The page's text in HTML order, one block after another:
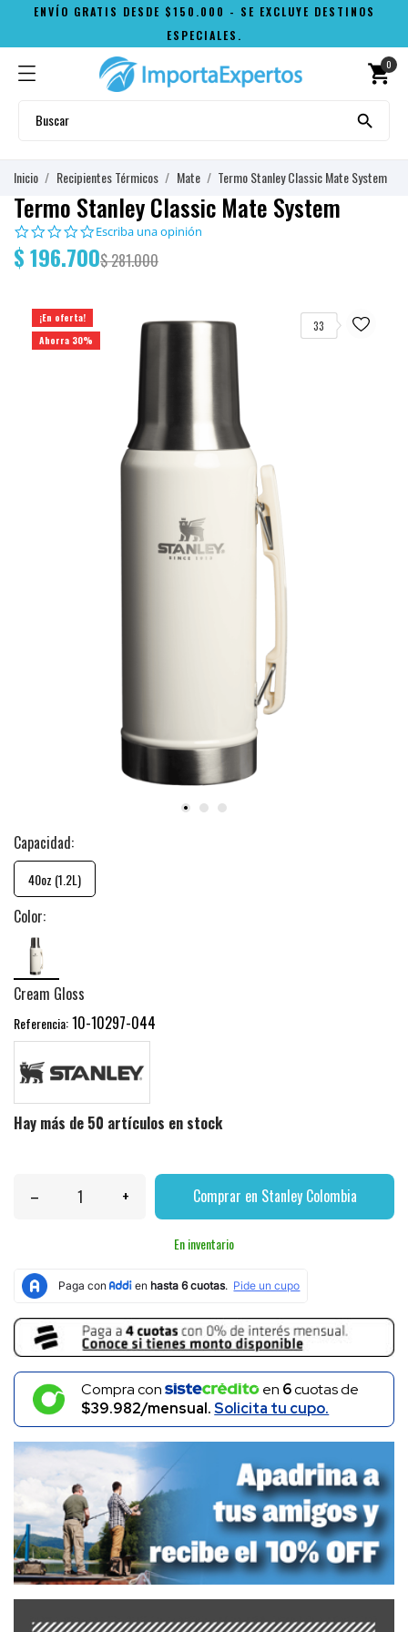
ENVÍO GRATIS DESDE $150.000 - SE EXCLUYE DESTINOS
ESPECIALES.
shopping_cart
0

Inicio Recipientes Térmicos Mate Termo Stanley Classic Mate System
Termo Stanley Classic Mate System
0.0
star
rating
Escriba una opinión
$ 196.700$ 281.000
¡En oferta!
Ahorra 30%
33
Capacidad:
40oz (1.2L)
Color:
Cream Gloss
Referencia:10-10297-044
Hay más de 50 artículos en stock
– + Comprar en Stanley Colombia
En inventario
Compra con en 6cuotas de
$39.982/mensual.Solicita tu cupo.